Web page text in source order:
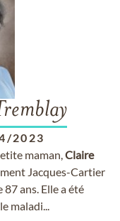
2023
maman,Claire
Jacques-Cartier
87 ans. Elle a été
maladi...